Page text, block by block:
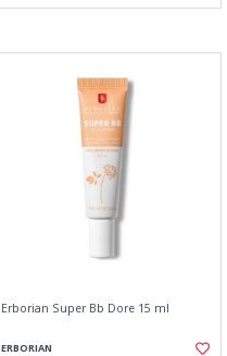
Erborian Super Bb Dore 15 ml
ERBORIAN